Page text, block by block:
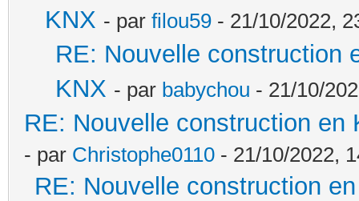
KNX - par filou59 - 21/10/2022,
RE: Nouvelle construction
KNX - par babychou - 21/10/
RE: Nouvelle construction
- par Christophe0110 - 21/10/2022,
RE: Nouvelle construction